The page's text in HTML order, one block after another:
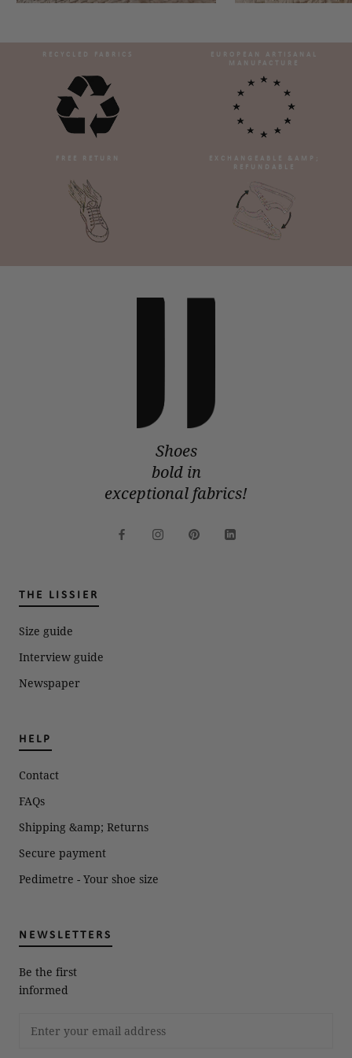
RECYCLED FABRICS
EUROPEAN ARTISANAL
MANUFACTURE
FREE RETURN
EXCHANGEABLE &AMP;
REFUNDABLE
Shoes
bold in
exceptional fabrics!
THE LISSIER
Size guide
Interview guide
Newspaper
HELP
Contact
FAQs
Shipping &amp; Returns
Secure payment
Pedimetre - Your shoe size
NEWSLETTERS
Be the first
informed